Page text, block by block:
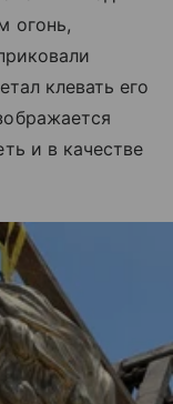
огонь,
клевать его
и в качестве